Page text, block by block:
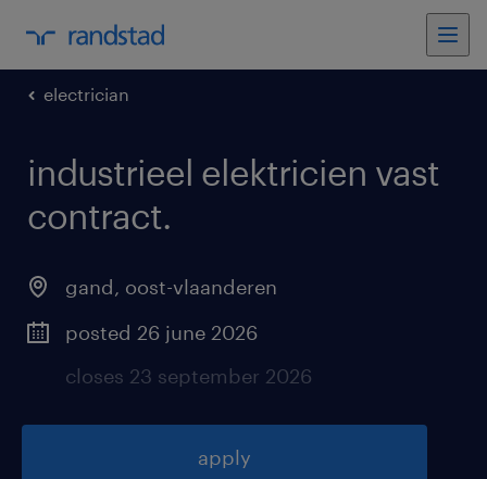
electrician
industrieel elektricien vast
contract.
gand, oost-vlaanderen
posted 26 june 2026
closes 23 september 2026
apply